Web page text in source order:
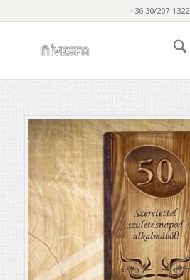
+36 30/207-1322